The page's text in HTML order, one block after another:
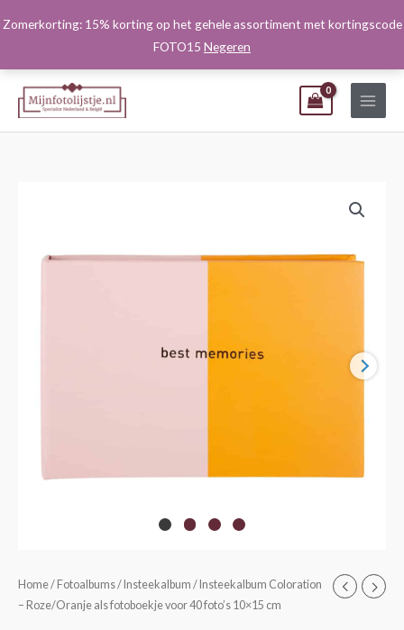
Zomerkorting: 15% korting op het gehele assortiment met kortingscode
FOTO15 Negeren
naar
Home/ Fotoalbums/ Insteekalbum / Insteekalbum Coloration
– Roze/Oranje als fotoboekje voor 40 foto’s 10×15 cm